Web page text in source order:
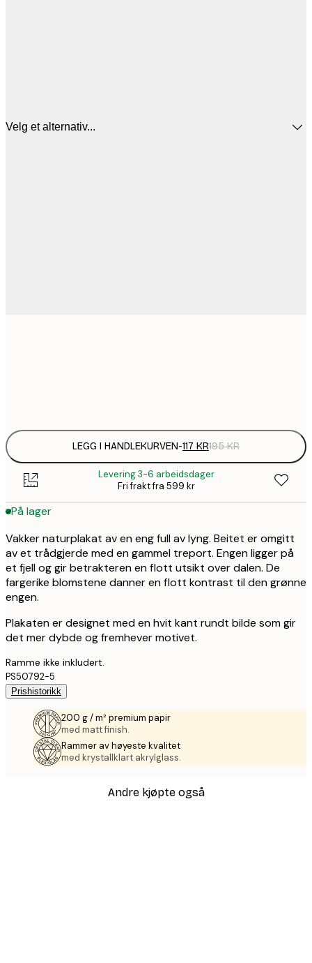
Velg et alternativ...
LEGG I HANDLEKURVEN-117 KR195 KR
Levering 3-6 arbeidsdager
Fri frakt fra 599 kr
På lager
Vakker naturplakat av en eng full av lyng. Beitet er omgitt
av et trådgjerde med en gammel treport. Engen ligger på
et fjell og gir betrakteren en flott utsikt over dalen. De
fargerike blomstene danner en flott kontrast til den grønne
engen.
Plakaten er designet med en hvit kant rundt bilde som gir
det mer dybde og fremhever motivet.
Ramme ikke inkludert.
PS50792-5
Prishistorikk
200 g / m² premium papir
med matt finish.
Rammer av høyeste kvalitet
med krystallklart akrylglass.
Andre kjøpte også